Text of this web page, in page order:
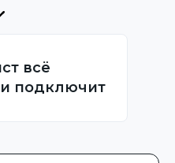
всё
и подключит